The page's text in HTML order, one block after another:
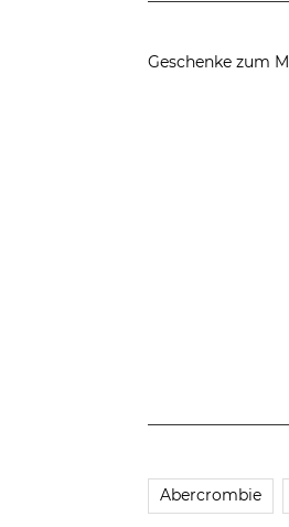
Geschenke zum
Abercrombie